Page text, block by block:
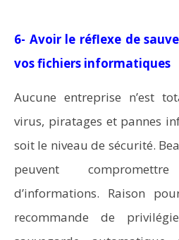
6- Avoir le réflexe de
vos fichiers informatiques
Aucune entreprise n’est
virus, piratages et pannes
soit le niveau de sécurité.
peuvent
d’informations. Raison
recommande de